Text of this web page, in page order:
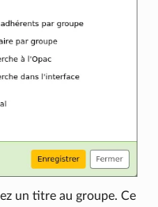
un titre au groupe. Ce